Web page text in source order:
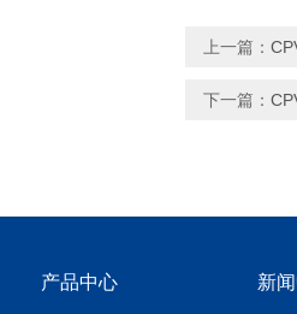
上一篇：
下一篇：
产品中心 新